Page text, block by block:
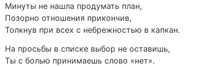
Минуты не нашла продумать план,
Позорно отношения прикончив,
Толкнув при всех с небрежностью в капкан.
На просьбы в списке выбор не оставишь,
Ты с болью принимаешь слово «нет».